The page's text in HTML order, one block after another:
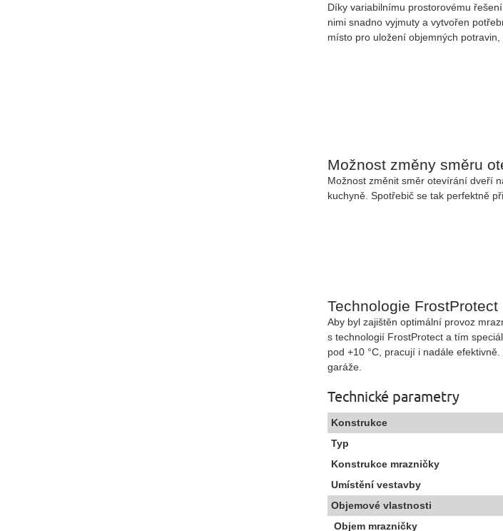
Díky variabilnímu prostorovému
nimi snadno vyjmuty a vytvořen
místo pro uložení objemných
Možnost změny směru
Možnost změnit směr otevírání dveří
kuchyně. Spotřebič se tak perfektně
Technologie FrostProtect
Aby byl zajištěn optimální provoz
s technologií FrostProtect a tím
pod +10 °C, pracují i nadále
garáže.
Technické parametry
Konstrukce
Typ
Konstrukce mrazničky
Umístění vestavby
Objemové vlastnosti
Objem mrazničky